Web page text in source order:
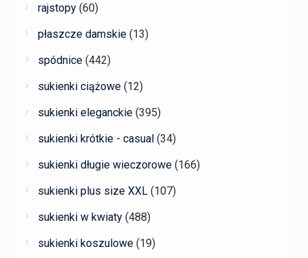
rajstopy (60)
płaszcze damskie (13)
spódnice (442)
sukienki ciążowe (12)
sukienki eleganckie (395)
sukienki krótkie - casual (34)
sukienki długie wieczorowe (166)
sukienki plus size XXL (107)
sukienki w kwiaty (488)
sukienki koszulowe (19)